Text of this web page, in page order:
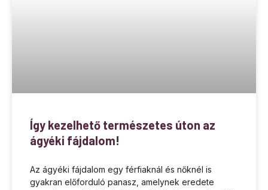
Így kezelhető természetes úton az
ágyéki fájdalom!
Az ágyéki fájdalom egy férfiaknál és nőknél is
gyakran előforduló panasz, amelynek eredete